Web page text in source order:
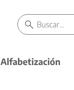
Alfabetización